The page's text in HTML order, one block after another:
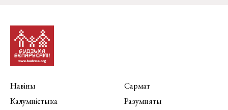
Навіны
Калумністыка
Сармат
Разумняты